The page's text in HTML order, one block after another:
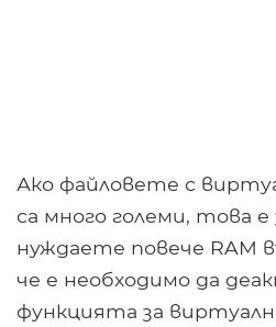
Ако файловете с
са много големи, това
нуждаете повече RAM
че е необходимо да
функцията за